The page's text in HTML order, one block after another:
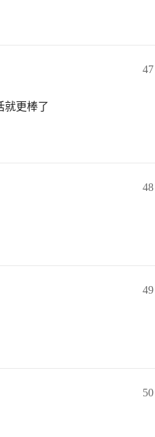
47
就更棒了
48
49
50